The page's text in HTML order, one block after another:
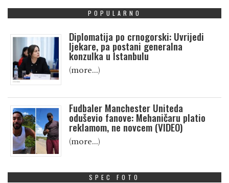
POPULARNO
Diplomatija po crnogorski: Uvrijedi
ljekare, pa postani generalna
konzulka u Istanbulu
(more…)
Fudbaler Manchester Uniteda
oduševio fanove: Mehaničaru platio
reklamom, ne novcem (VIDEO)
(more…)
SPEC FOTO